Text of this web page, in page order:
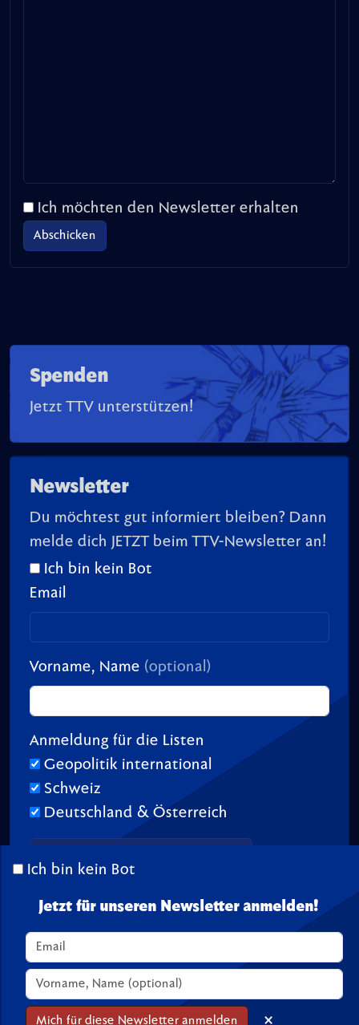
Ich möchten den Newsletter erhalten
Spenden
Jetzt TTV unterstützen!
Newsletter
Du möchtest gut informiert bleiben? Dann
melde dich JETZT beim TTV-Newsletter an!
Ich bin kein Bot
Email
Vorname, Name (optional)
Anmeldung für die Listen
Geopolitik international
Schweiz
Deutschland & Österreich
Ich bin kein Bot
Jetzt für unseren Newsletter anmelden!
Spenden
Seite geladen in 0.03 s